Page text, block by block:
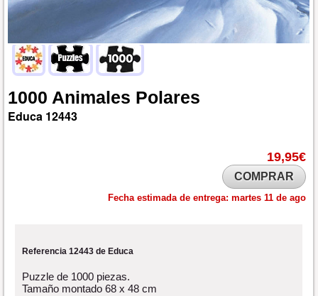
1000 Animales Polares
Educa 12443
19,95€
COMPRAR
Fecha estimada de entrega: martes 11 de ago
Referencia 12443 de Educa
Puzzle de 1000 piezas.
Tamaño montado 68 x 48 cm